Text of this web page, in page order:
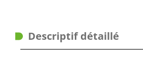
Descriptif détaillé